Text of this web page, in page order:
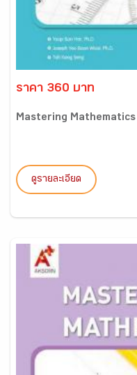
ราคา 360 บาท
Mastering Mathematics
ดูรายละเอียด